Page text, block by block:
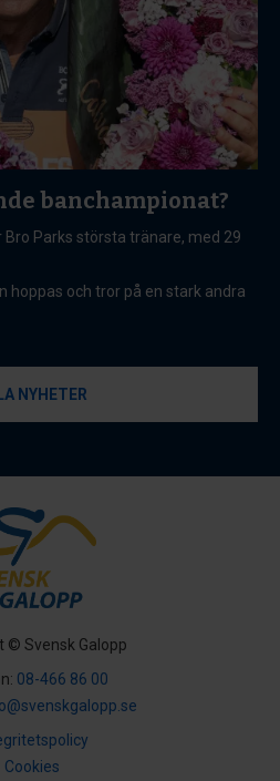
banchampionat?
Bro Parks största tränare, med 29
hoppas och tror på en stark andra
NYHETER
© Svensk Galopp
08-466 86 00
Cookies